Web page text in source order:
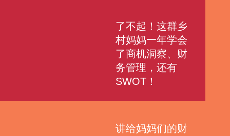
了不起！这群乡
村妈妈一年学会
了商机洞察、财
务管理，还有
SWOT！
讲给妈妈们的财